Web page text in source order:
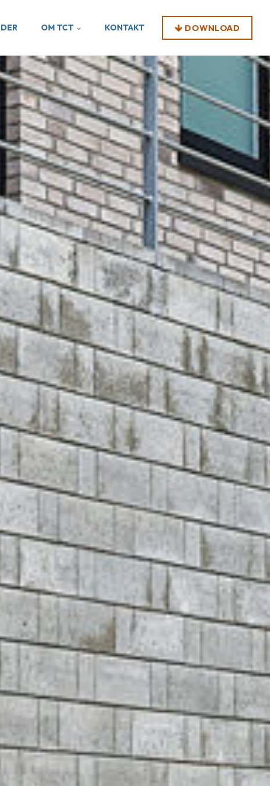
OM TCT KONTAKT DOWNLOAD